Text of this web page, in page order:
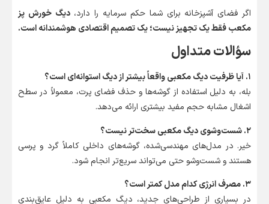
اگر فضای آشپزخانه برای شما حکم سرمایه را دارد،دیگ خورش پز
مکعب فقط یک تجهیز نیست؛ یک تصمیم اقتصادی هوشمندانه است.
سؤالات متداول
۱. آیا ظرفیت دیگ مکعبی واقعاً بیشتر از دیگ استوانه‌ای است؟
بله، به دلیل استفاده از گوشه‌ها و حذف فضای پرت، معمولاً در سطح
اشغال مشابه حجم مفید بیشتری ارائه می‌دهد.
۲. شست‌وشوی دیگ مکعبی سخت‌تر نیست؟
خیر. در مدل‌های مهندسی‌شده، گوشه‌های داخلی کاملاً گرد و پرسی
هستند و شست‌وشو حتی می‌تواند سریع‌تر انجام شود.
۳. مصرف انرژی کدام مدل کمتر است؟
در بسیاری از طراحی‌های جدید، دیگ مکعبی به دلیل عایق‌بندی